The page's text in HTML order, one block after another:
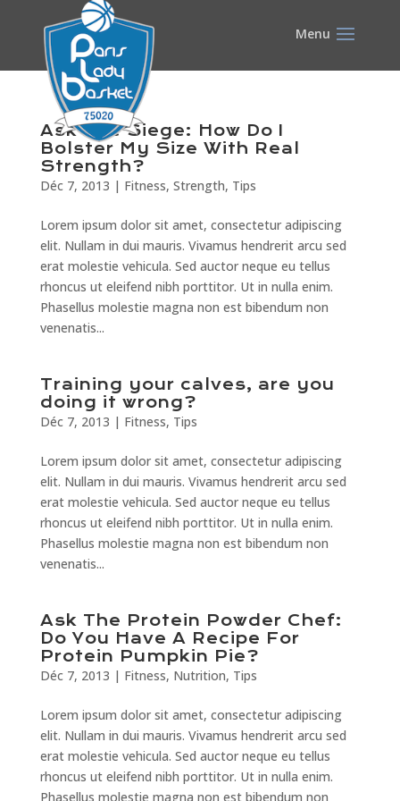
Ask The Siege: How Do I
Bolster My Size With Real
Strength?
Déc 7, 2013 | Fitness, Strength, Tips
Lorem ipsum dolor sit amet, consectetur adipiscing
elit. Nullam in dui mauris. Vivamus hendrerit arcu sed
erat molestie vehicula. Sed auctor neque eu tellus
rhoncus ut eleifend nibh porttitor. Ut in nulla enim.
Phasellus molestie magna non est bibendum non
venenatis...
Training your calves, are you
doing it wrong?
Déc 7, 2013 | Fitness, Tips
Lorem ipsum dolor sit amet, consectetur adipiscing
elit. Nullam in dui mauris. Vivamus hendrerit arcu sed
erat molestie vehicula. Sed auctor neque eu tellus
rhoncus ut eleifend nibh porttitor. Ut in nulla enim.
Phasellus molestie magna non est bibendum non
venenatis...
Ask The Protein Powder Chef:
Do You Have A Recipe For
Protein Pumpkin Pie?
Déc 7, 2013 | Fitness, Nutrition, Tips
Lorem ipsum dolor sit amet, consectetur adipiscing
elit. Nullam in dui mauris. Vivamus hendrerit arcu sed
erat molestie vehicula. Sed auctor neque eu tellus
rhoncus ut eleifend nibh porttitor. Ut in nulla enim.
Phasellus molestie magna non est bibendum non